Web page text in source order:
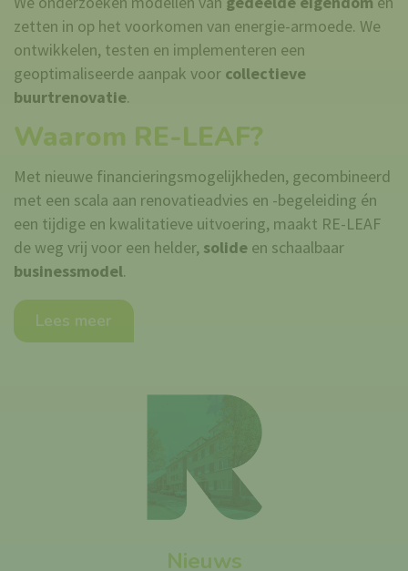
zetten in op het voorkomen van energie-armoede. We
ontwikkelen, testen en implementeren een
geoptimaliseerde aanpak voor collectieve
buurtrenovatie.
Waarom RE-LEAF?
Met nieuwe financieringsmogelijkheden, gecombineerd
met een scala aan renovatieadvies en -begeleiding én
een tijdige en kwalitatieve uitvoering, maakt RE-LEAF
de weg vrij voor een helder, solide en schaalbaar
businessmodel.
Lees meer
Nieuws